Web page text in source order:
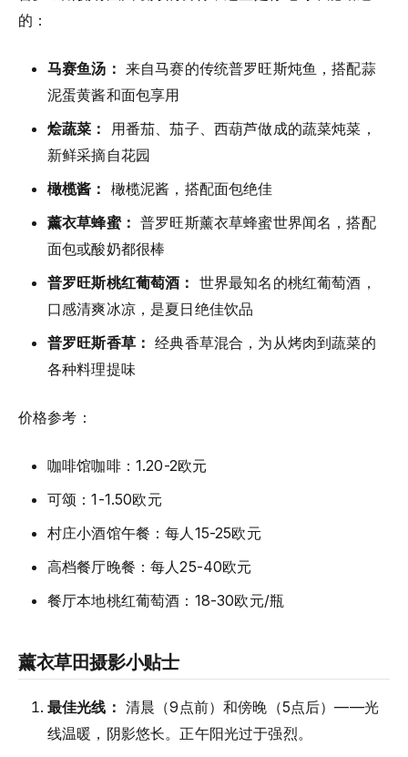
的：
马赛鱼汤： 来自马赛的传统普罗旺斯炖鱼，搭配蒜
泥蛋黄酱和面包享用
烩蔬菜：
用番茄、茄子、西葫芦做成的蔬菜炖菜，
新鲜采摘自花园
橄榄酱： 橄榄泥酱，搭配面包绝佳
薰衣草蜂蜜： 普罗旺斯薰衣草蜂蜜世界闻名，搭配
面包或酸奶都很棒
普罗旺斯桃红葡萄酒： 世界最知名的桃红葡萄酒，
口感清爽冰凉，是夏日绝佳饮品
普罗旺斯香草： 经典香草混合，为从烤肉到蔬菜的
各种料理提味
价格参考：
咖啡馆咖啡：1.20-2欧元
可颂：1-1.50欧元
村庄小酒馆午餐：每人15-25欧元
高档餐厅晚餐：每人25-40欧元
餐厅本地桃红葡萄酒：18-30欧元/瓶
薰衣草田摄影小贴士
最佳光线： 清晨（9点前）和傍晚（5点后）——光
线温暖，阴影悠长。正午阳光过于强烈。